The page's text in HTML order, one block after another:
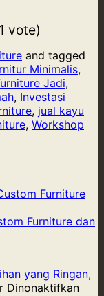
vote)
and tagged
Minimalis,
Jadi,
, Investasi
, jual kayu
, Workshop
Furniture
Furniture dan
yang Ringan,
Dinonaktifkanpada